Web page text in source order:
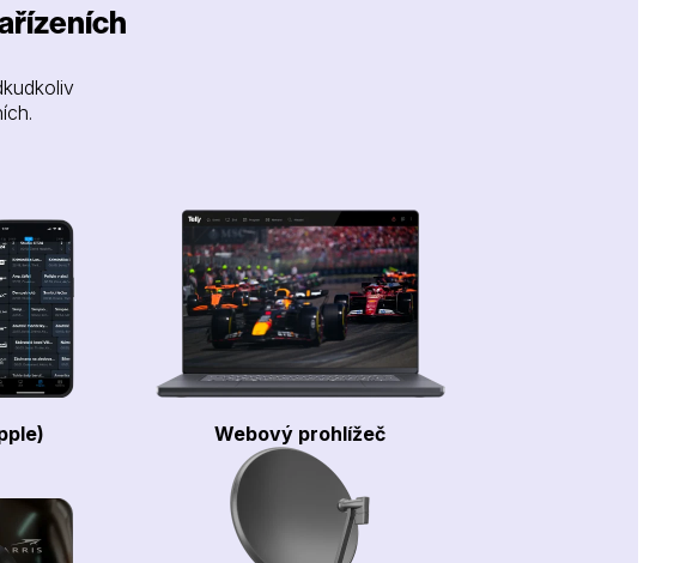
Webový prohlížeč